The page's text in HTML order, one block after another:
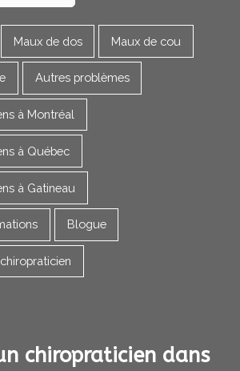
Maux de dos Maux de cou
Autres problèmes
à Montréal
à Québec
à Gatineau
Blogue
chiropraticien dans